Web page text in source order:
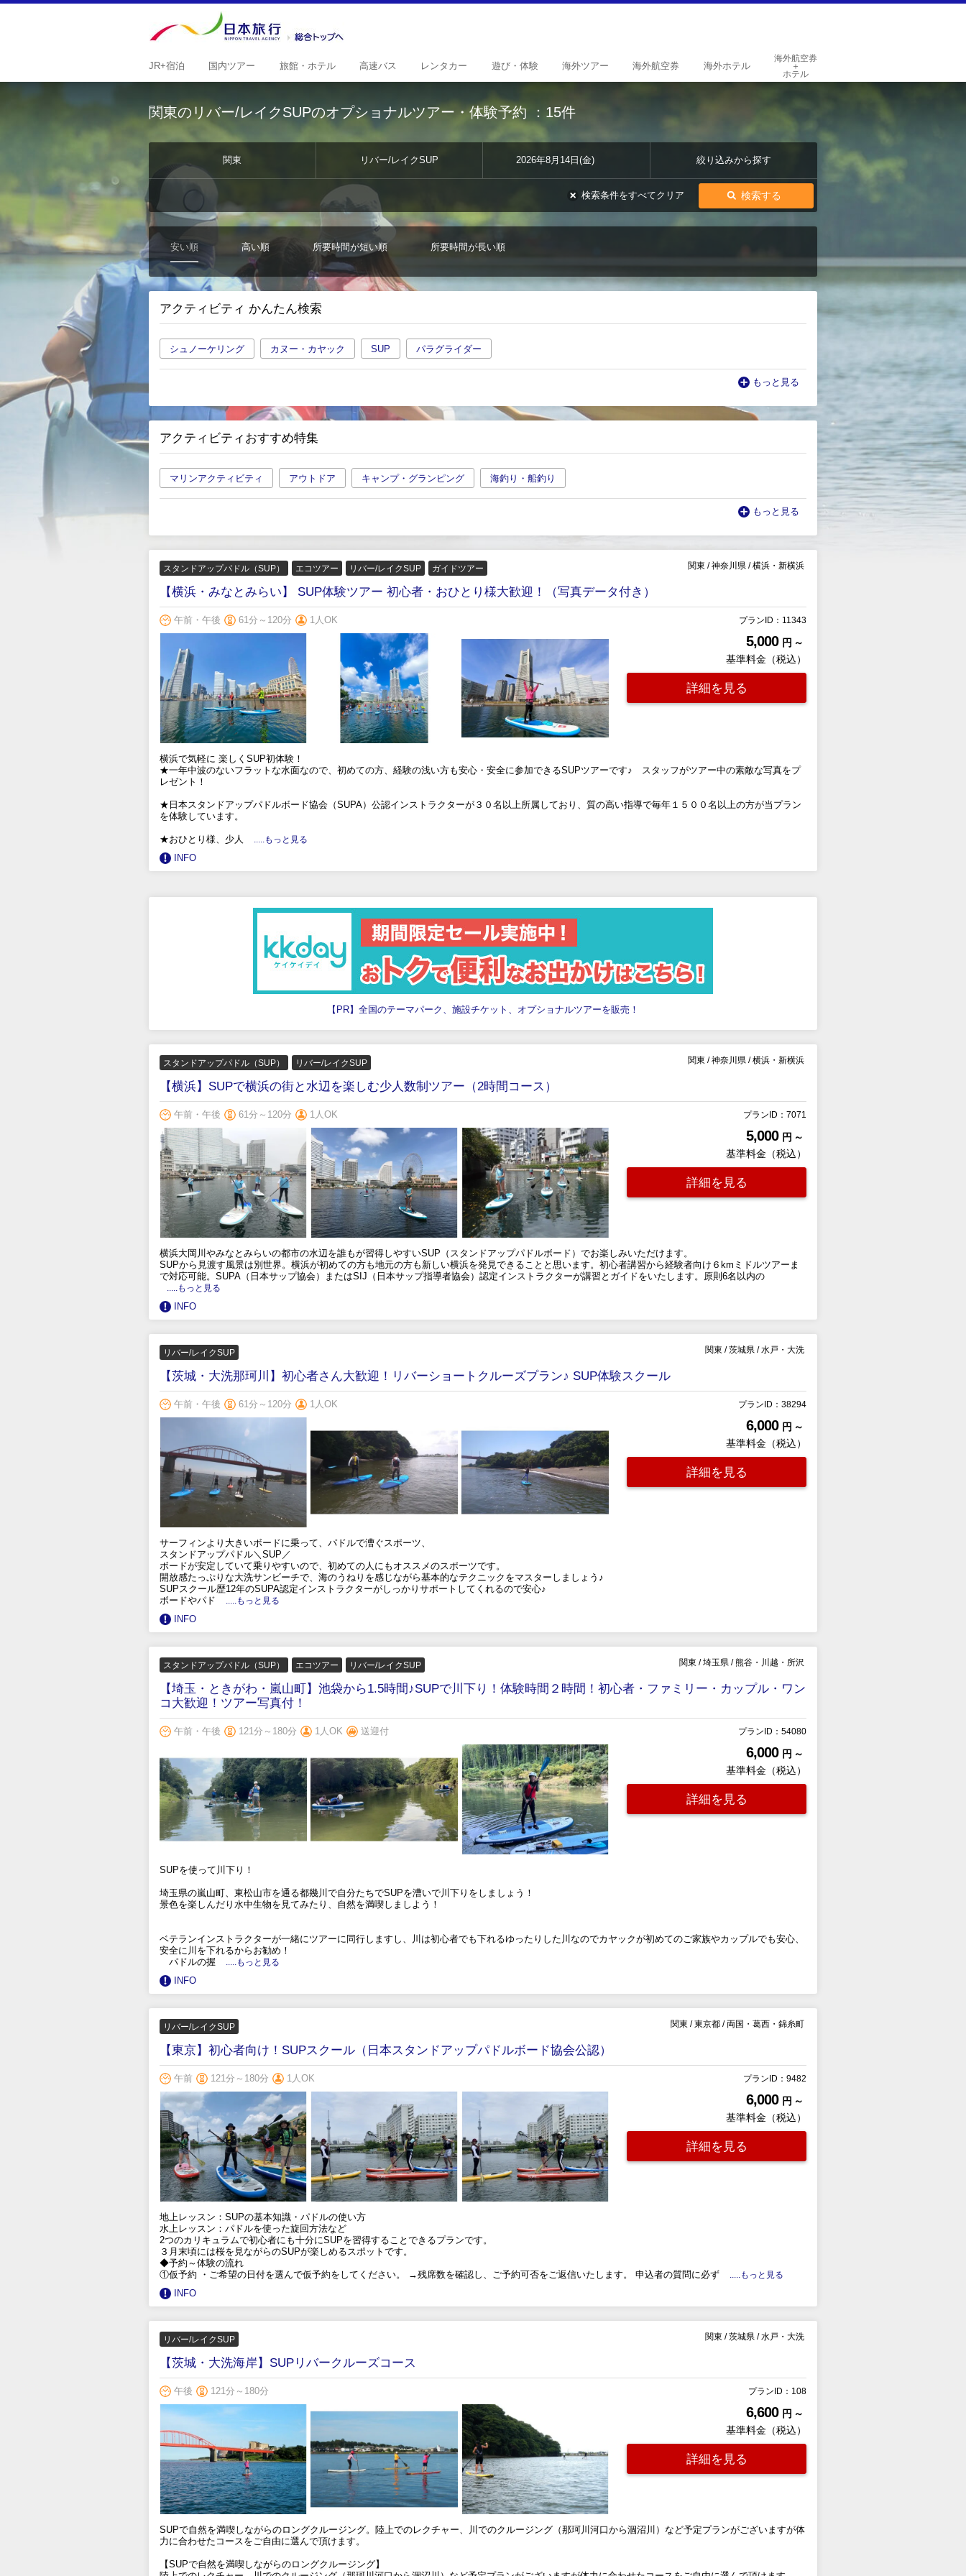
JR+宿泊 国内ツアー 旅館・ ホテル 高速バス レンタ カー 遊び・ 体験 海外ツアー 海外航空券 海外ホテル
海外航空券
＋
ホテル
関東のリバー/レイクSUPのオプショナルツアー・体験予約 ：15件
関東 リバー/レイクSUP 2026年8月14日(金) 絞り込みから探す
検索する
検索条件をすべてクリア
安い順 高い順 所要時間が短い順 所要時間が長い順
アクティビティ かんたん検索
シュノーケリング カヌー・カヤック SUP パラグライダー
もっと見る
アクティビティおすすめ特集
マリンアクティビティ アウトドア キャンプ・グランピング 海釣り・船釣り
もっと見る
スタンドアップパドル（SUP） エコツアー リバー/レイクSUP ガイドツアー 関東 / 神奈川県 / 横浜・新横浜
【横浜・みなとみらい】 SUP体験ツアー 初心者・おひとり様大歓迎！（写真データ付き）
午前・午後 61分～120分 1人OK プランID：11343
5,000 円 ～
基準料金（税込）
詳細を見る
横浜で気軽に 楽しくSUP初体験！
★一年中波のないフラットな水面なので、初めての方、経験の浅い方も安心・安全に参加できるSUPツアーです♪ スタッフがツアー中の素敵な写真をプ
レゼント！
★日本スタンドアップパドルボード協会（SUPA）公認インストラクターが３０名以上所属しており、質の高い指導で毎年１５００名以上の方が当プラン
を体験しています。
★おひとり様、少人 .....もっと見る
INFO
【PR】全国のテーマパーク、施設チケット、オプショナルツアーを販売！
スタンドアップパドル（SUP） リバー/レイクSUP 関東 / 神奈川県 / 横浜・新横浜
【横浜】SUPで横浜の街と水辺を楽しむ少人数制ツアー（2時間コース）
午前・午後 61分～120分 1人OK プランID：7071
5,000 円 ～
基準料金（税込）
詳細を見る
横浜大岡川やみなとみらいの都市の水辺を誰もが習得しやすいSUP（スタンドアップパドルボード）でお楽しみいただけます。
SUPから見渡す風景は別世界。横浜が初めての方も地元の方も新しい横浜を発見できることと思います。初心者講習から経験者向け６kmミドルツアーま
で対応可能。SUPA（日本サップ協会）またはSIJ（日本サップ指導者協会）認定インストラクターが講習とガイドをいたします。原則6名以内の
.....もっと見る
INFO
リバー/レイクSUP 関東 / 茨城県 / 水戸・大洗
【茨城・大洗那珂川】初心者さん大歓迎！リバーショートクルーズプラン♪ SUP体験スクール
午前・午後 61分～120分 1人OK プランID：38294
6,000 円 ～
基準料金（税込）
詳細を見る
サーフィンより大きいボードに乗って、パドルで漕ぐスポーツ、
スタンドアップパドル＼SUP／
ボードが安定していて乗りやすいので、初めての人にもオススメのスポーツです。
開放感たっぷりな大洗サンビーチで、海のうねりを感じながら基本的なテクニックをマスターしましょう♪
SUPスクール歴12年のSUPA認定インストラクターがしっかりサポートしてくれるので安心♪
ボードやパド
.....もっと見る
INFO
スタンドアップパドル（SUP） エコツアー リバー/レイクSUP 関東 / 埼玉県 / 熊谷・川越・所沢
【埼玉・ときがわ・嵐山町】池袋から1.5時間♪SUPで川下り！体験時間２時間！初心者・ファミリー・カップル・ワン
コ大歓迎！ツアー写真付！
午前・午後 121分～180分 1人OK 送迎付 プランID：54080
6,000 円 ～
基準料金（税込）
詳細を見る
SUPを使って川下り！
埼玉県の嵐山町、東松山市を通る都幾川で自分たちでSUPを漕いで川下りをしましょう！
景色を楽しんだり水中生物を見てみたり、自然を満喫しましよう！
ベテランインストラクターが一緒にツアーに同行しますし、川は初心者でも下れるゆったりした川なのでカヤックが初めてのご家族やカップルでも安心、
安全に川を下れるからお勧め！
パドルの握
.....もっと見る
INFO
リバー/レイクSUP 関東 / 東京都 / 両国・葛西・錦糸町
【東京】初心者向け！SUPスクール（日本スタンドアップパドルボード協会公認）
午前 121分～180分 1人OK プランID：9482
6,000 円 ～
基準料金（税込）
詳細を見る
地上レッスン：SUPの基本知識・パドルの使い方
水上レッスン：パドルを使った旋回方法など
2つのカリキュラムで初心者にも十分にSUPを習得することできるプランです。
３月末頃には桜を見ながらのSUPが楽しめるスポットです。
◆予約～体験の流れ
①仮予約 ・ご希望の日付を選んで仮予約をしてください。 →残席数を確認し、ご予約可否をご返信いたします。 申込者の質問に必ず
.....もっと見る
INFO
リバー/レイクSUP 関東 / 茨城県 / 水戸・大洗
【茨城・大洗海岸】SUPリバークルーズコース
午後 121分～180分 プランID：108
6,600 円 ～
基準料金（税込）
詳細を見る
SUPで自然を満喫しながらのロングクルージング。陸上でのレクチャー、川でのクルージング（那珂川河口から涸沼川）など予定プランがございますが体
力に合わせたコースをご自由に選んで頂けます。
【SUPで自然を満喫しながらのロングクルージング】